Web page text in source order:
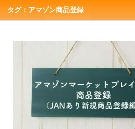
タグ：アマゾン商品登録